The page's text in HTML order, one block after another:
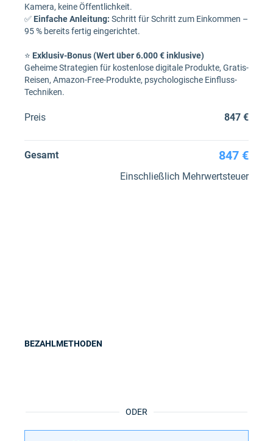
Kamera, keine Öffentlichkeit.
✅ Einfache Anleitung: Schritt für Schritt zum Einkommen –
95 % bereits fertig eingerichtet.
⭐ Exklusiv-Bonus (Wert über 6.000 € inklusive)
Geheime Strategien für kostenlose digitale Produkte, Gratis-
Reisen, Amazon-Free-Produkte, psychologische Einfluss-
Techniken.
Preis 847 €
Gesamt 847 €
Einschließlich Mehrwertsteuer
ODER
BEZAHLMETHODEN